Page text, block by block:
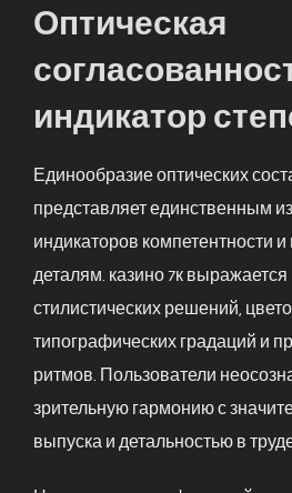
Оптическая
индикатор
Единообразие оптических
представляет единственным
индикаторов компетентности
деталям. казино 7к
стилистических решений,
типографических градаций и
ритмов. Пользователи
зрительную гармонию с
выпуска и детальностью в